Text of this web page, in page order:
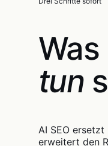
Was
tun
AI SEO ersetzt
erweitert den